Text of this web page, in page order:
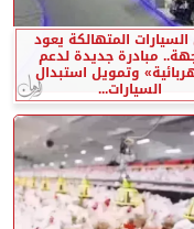
السيارات المتهالكة يعود
مبادرة جديدة لدعم
وتمويل استبدال
السيارات...